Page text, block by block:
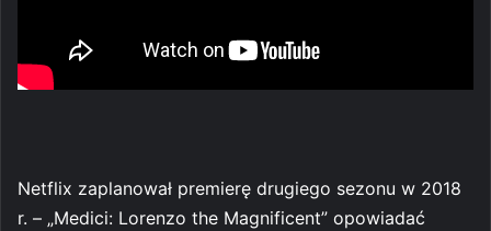
Netflix zaplanował premierę drugiego sezonu w 2018
r. – „Medici: Lorenzo the Magnificent” opowiadać